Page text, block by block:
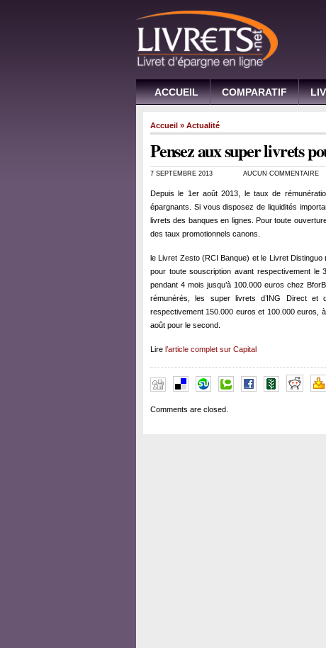
ACCUEIL COMPARATIF
Accueil » Actualité
Pensez aux super livrets
7 SEPTEMBRE 2013 AUCUN COMMENTAIRE
Depuis le 1er août 2013, le taux de
épargnants. Si vous disposez de liquidités
livrets des banques en lignes. Pour toute
des taux promotionnels canons.
le Livret Zesto (RCI Banque) et le Livret Distinguo
pour toute souscription avant respectivement le
pendant 4 mois jusqu’à 100.000 euros chez
rémunérés, les super livrets d’ING Direct et
respectivement 150.000 euros et 100.000 euros,
août pour le second.
Lire l’article complet sur Capital
Comments are closed.